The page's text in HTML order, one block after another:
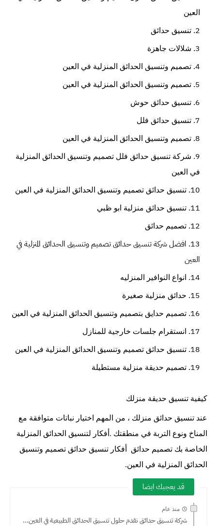
العين
تنسيق حدائق
شلالات جاهزة
تصميم وتنسيق الحدائق المنزلية في العين
تصميم وتنسيق الحدائق المنزلية في العين
تنسيق حدائق حوش
تنسيق حدائق فلل
تصميم وتنسيق الحدائق المنزلية في العين
شركة تنسيق حدائق فلل تصميم وتنسيق الحدائق المنزلية
في العين
تنسيق حدائق تصميم وتنسيق الحدائق المنزلية في العين
تنسيق حدائق منزلية ابو ظبي
تصميم حدائق
افضل شركة تنسيق حدائقتصميم وتنسيق الحدائق المنزلية في
العين
انواع النوافير المنزليه
حدائق منزلية صغيرة
تصميم حدايق بتصميم وتنسيق الحدائق المنزلية في العين
انستقرام جلسات خارجية للمنازل
تنسيق حدائق تصميم وتنسيق الحدائق المنزلية في العين
تصميم حديقة منزلية مستطيلة
كيفية تنسيق حديقة منزلك
عند تنسيق حدائق منزلك ، من المهم اختيار نباتات متوافقة مع
المناخ ونوع التربة في منطقتك .أفكار لتنسيق الحدائق المنزلية
الخاصة بك تصميم حدائق أفكار تنسيق حدائق تصميم وتنسيق
الحدائق المنزلية في العين.
قد يعجبك ايضا
منذ عام
شركة تنسيق حدائق نقدم حلول تنسيق الحدائق الطبيعية في العين...